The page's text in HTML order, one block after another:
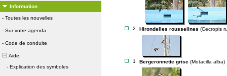
Information
- Toutes les nouvelles
- Sur votre agenda
- Code de conduite
Aide
- Explication des symboles
2 Hirondelles rousselines (Cecropis
1 Bergeronnette grise (Motacilla alba)